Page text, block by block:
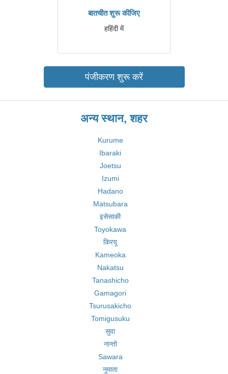
बातचीत शुरू कीजिए
हहिंदी में
पंजीकरण शुरू करें
अन्य स्थान, शहर
Kurume
Ibaraki
Joetsu
Izumi
Hadano
Matsubara
इसेसाकी
Toyokawa
किरयू
Kameoka
Nakatsu
Tanashicho
Gamagori
Tsurusakicho
Tomigusuku
सुवा
नान्तो
Sawara
नूमाता